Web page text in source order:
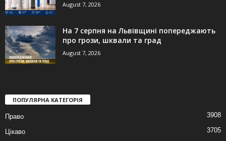
August 7, 2026
На 7 серпня на Львівщині попереджають
про грози, шквали та град
August 7, 2026
ПОПУЛЯРНА КАТЕГОРІЯ
Право 3908
Цікаво 3705